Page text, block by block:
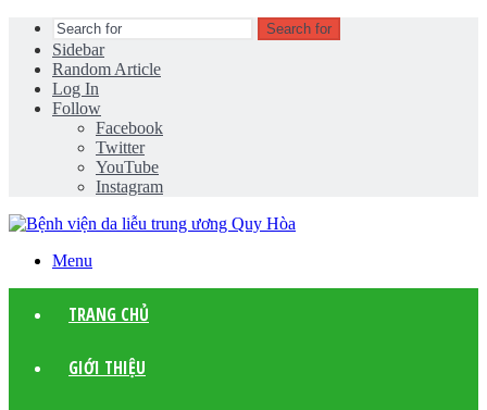
Search for
Sidebar
Random Article
Log In
Follow
Facebook
Twitter
YouTube
Instagram
Menu
TRANG CHỦ
GIỚI THIỆU